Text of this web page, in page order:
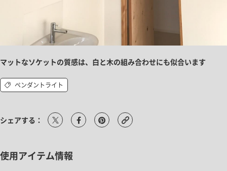
マットなソケットの質感は、白と木の組み合わせにも似合います
ペンダントライト
シェアする：
使用アイテム情報